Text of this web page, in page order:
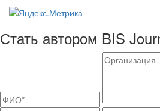
Стать автором BIS